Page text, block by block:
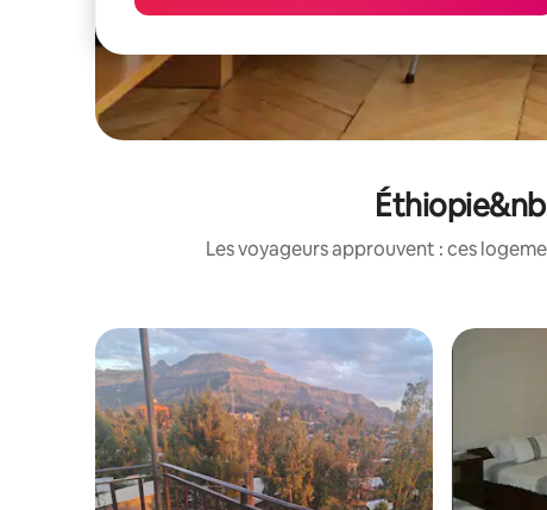
Les voyageurs approuvent : ces